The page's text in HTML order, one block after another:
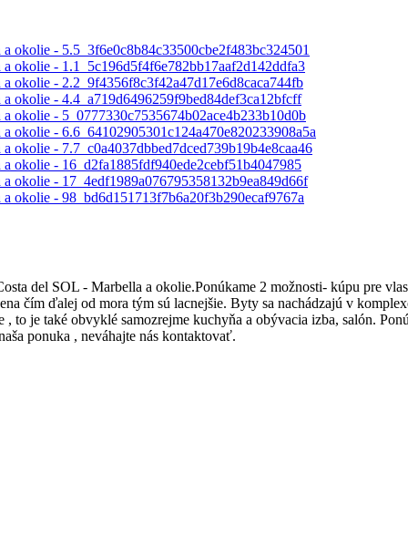
del SOL - Marbella a okolie.Ponúkame 2 možnosti- kúpu pre
čím ďalej od mora tým sú lacnejšie. Byty sa nachádzajú v
to je také obvyklé samozrejme kuchyňa a obývacia izba, salón.
ponuka , neváhajte nás kontaktovať.